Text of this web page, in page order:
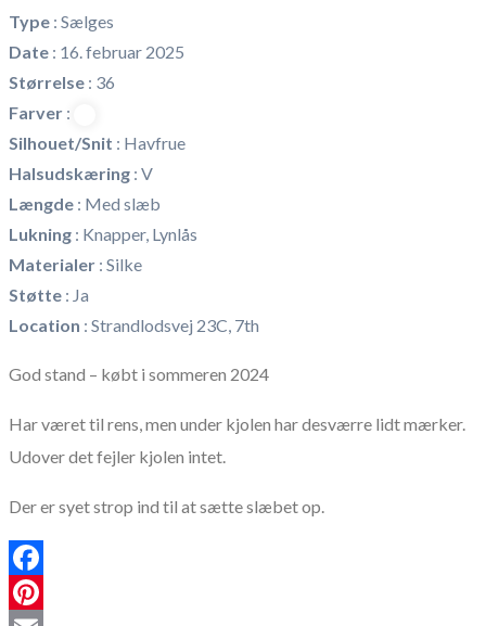
Type : Sælges
Date : 16. februar 2025
Størrelse : 36
Farver :
Silhouet/Snit : Havfrue
Halsudskæring : V
Længde : Med slæb
Lukning : Knapper, Lynlås
Materialer : Silke
Støtte : Ja
Location : Strandlodsvej 23C, 7th
God stand – købt i sommeren 2024
Har været til rens, men under kjolen har desværre lidt mærker.
Udover det fejler kjolen intet.
Der er syet strop ind til at sætte slæbet op.
Facebook